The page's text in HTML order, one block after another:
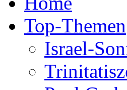
Top-Themen
Israel-